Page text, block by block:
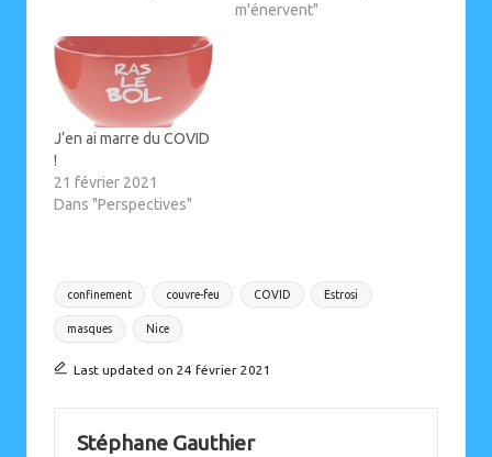
m'énervent"
J’en ai marre du COVID
!
21 février 2021
Dans "Perspectives"
Tags:
confinement couvre-feu COVID Estrosi
masques Nice
Last updated on 24 février 2021
Stéphane Gauthier